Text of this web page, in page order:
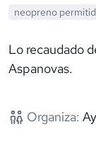
neopreno
Lo recaudado
Aspanovas.
Organiza: